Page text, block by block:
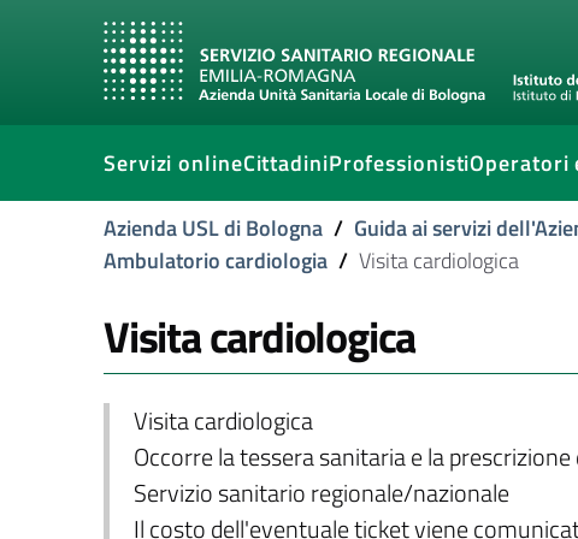
Servizi onlineCittadiniProfessionistiOperatori
Azienda USL di Bologna / Guida ai servizi
Ambulatorio cardiologia / Visita cardiologica
Visita cardiologica
Visita cardiologica
Occorre la tessera sanitaria e la
Servizio sanitario regionale/nazionale
Il costo dell'eventuale ticket viene